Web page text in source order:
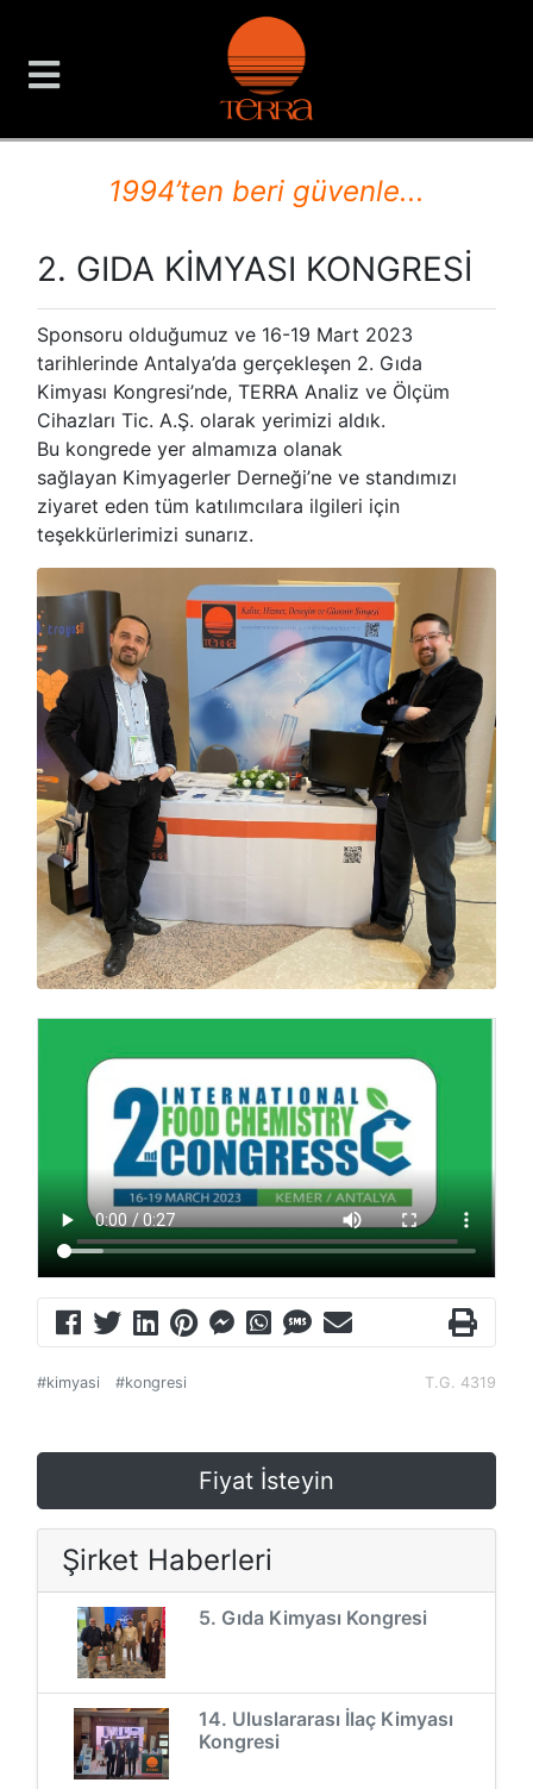
TERRA Analiz ve
1994’ten beri güvenle...
2. GIDA KİMYASI KONGRESİ
Sponsoru olduğumuz ve 16-19 Mart 2023
tarihlerinde Antalya’da gerçekleşen 2. Gıda
Kimyası Kongresi’nde, TERRA Analiz ve Ölçüm
Cihazları Tic. A.Ş. olarak yerimizi aldık.
Bu kongrede yer almamıza olanak
sağlayan Kimyagerler Derneği’ne ve standımızı
ziyaret eden tüm katılımcılara ilgileri için
teşekkürlerimizi sunarız.
T.G. 4319
#kimyasi #kongresi
Fiyat İsteyin
Şirket Haberleri
5. Gıda Kimyası Kongresi
14. Uluslararası İlaç Kimyası
Kongresi